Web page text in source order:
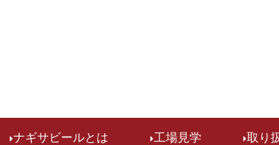
ナギサビールとは 工場見学 取り